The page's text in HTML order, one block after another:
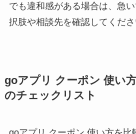
でも違和感がある場合は、急
択肢や相談先を確認してくださ
goアプリ クーポン 使い
のチェックリスト